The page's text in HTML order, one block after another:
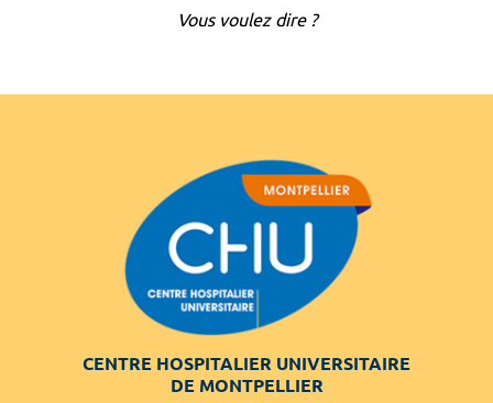
Vous voulez dire ?
CENTRE HOSPITALIER UNIVERSITAIRE
DE MONTPELLIER